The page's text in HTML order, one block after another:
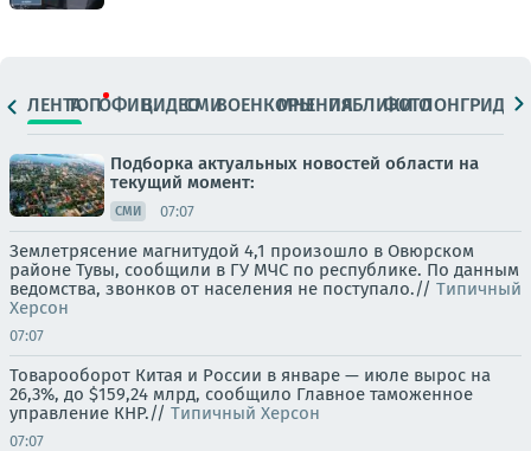
ЛЕНТАТОПОФИЦ.ВИДЕОСМИВОЕНКОРЫМНЕНИЯПАБЛИКИ
ФОТОЛОНГРИДЫ
Подборка актуальных новостей области на
текущий момент:
СМИ 07:07
Землетрясение магнитудой 4,1 произошло в Овюрском
районе Тувы, сообщили в ГУ МЧС по республике. По данным
ведомства, звонков от населения не поступало.// Типичный
Херсон
07:07
Товарооборот Китая и России в январе — июле вырос на
26,3%, до $159,24 млрд, сообщило Главное таможенное
управление КНР.// Типичный Херсон
07:07